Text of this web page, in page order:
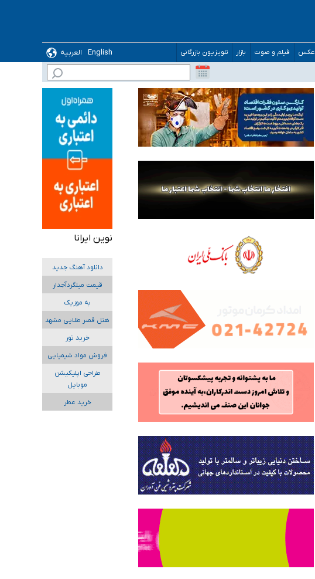
عکس فیلم و صوت بازار تلویزیون بازرگانی English
العربیه
جدید تصمیم‌گیری می‌شود
نوین ایرانا
دانلود آهنگ جدید
قیمت میلگردآجدار
به موزیک
هتل قصر طلایی مشهد
خرید تور
فروش مواد شیمیایی
طراحی اپلیکیشن
موبایل
خرید عطر